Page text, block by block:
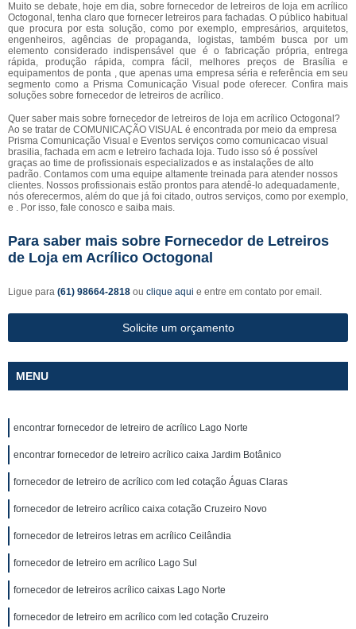
Muito se debate, hoje em dia, sobre fornecedor de letreiros de loja em acrílico
Octogonal, tenha claro que fornecer letreiros para fachadas. O público habitual
que procura por esta solução, como por exemplo, empresários, arquitetos,
engenheiros, agências de propaganda, logistas, também busca por um
elemento considerado indispensável que é o fabricação própria, entrega
rápida, produção rápida, compra fácil, melhores preços de Brasília e
equipamentos de ponta , que apenas uma empresa séria e referência em seu
segmento como a Prisma Comunicação Visual pode oferecer. Confira mais
soluções sobre fornecedor de letreiros de acrílico.
Quer saber mais sobre fornecedor de letreiros de loja em acrílico Octogonal?
Ao se tratar de COMUNICAÇÃO VISUAL é encontrada por meio da empresa
Prisma Comunicação Visual e Eventos serviços como comunicacao visual
brasilia, fachada em acm e letreiro fachada loja. Tudo isso só é possível
graças ao time de profissionais especializados e as instalações de alto
padrão. Contamos com uma equipe altamente treinada para atender nossos
clientes. Nossos profissionais estão prontos para atendê-lo adequadamente,
nós oferecermos, além do que já foi citado, outros serviços, como por exemplo,
e . Por isso, fale conosco e saiba mais.
Para saber mais sobre Fornecedor de Letreiros
de Loja em Acrílico Octogonal
Ligue para (61) 98664-2818 ou clique aqui e entre em contato por email.
Solicite um orçamento
MENU
encontrar fornecedor de letreiro de acrílico Lago Norte
encontrar fornecedor de letreiro acrílico caixa Jardim Botânico
fornecedor de letreiro de acrílico com led cotação Águas Claras
fornecedor de letreiro acrílico caixa cotação Cruzeiro Novo
fornecedor de letreiros letras em acrílico Ceilândia
fornecedor de letreiro em acrílico Lago Sul
fornecedor de letreiros acrílico caixas Lago Norte
fornecedor de letreiro em acrílico com led cotação Cruzeiro